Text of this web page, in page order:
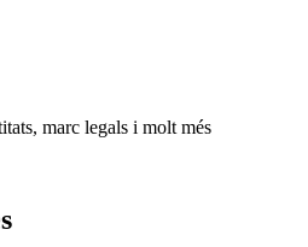
marc legals i molt més